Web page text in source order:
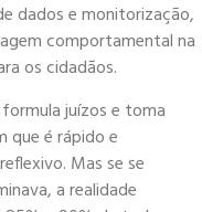
dados e monitorização,
comportamental na
os cidadãos.
juízos e toma
que é rápido e
Mas se se
a realidade